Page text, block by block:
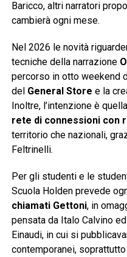
Baricco, altri narratori
cambierà ogni mese.
Nel 2026 le novità
tecniche della narrazione
percorso in otto weekend
del General Store e la
Inoltre, l’intenzione è
rete di connessioni con
territorio che nazionali,
Feltrinelli.
Per gli studenti e le
Scuola Holden prevede
chiamati Gettoni, in
pensata da Italo Calvino
Einaudi, in cui si
contemporanei,